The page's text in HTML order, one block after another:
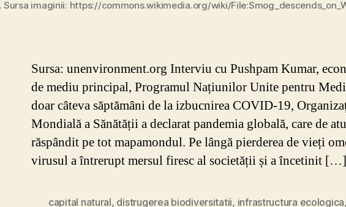
Sursa imaginii: https://commons.wikimedia.org/wiki/
Sursa: unenvironment.org Interviu cu Pushpam Kumar,
de mediu principal, Programul Națiunilor Unite pentru
doar câteva săptămâni de la izbucnirea COVID-19,
Mondială a Sănătății a declarat pandemia globală, care de
răspândit pe tot mapamondul. Pe lângă pierderea de vieți
virusul a întrerupt mersul firesc al societății și a încetinit […]
capital natural, distrugerea biodiversitatii, infrastructura ecologica,